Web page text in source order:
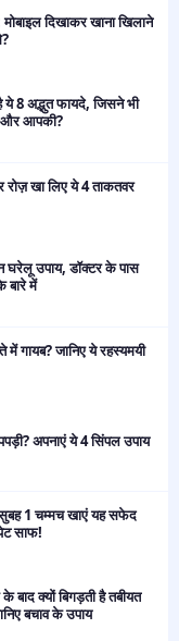
दिखाकर खाना खिलाने
8 अद्भुत फायदे, जिसने भी
और आपकी?
रोज़ खा लिए ये 4 ताकतवर
घरेलू उपाय, डॉक्टर के पास
बारे में
में गायब? जानिए ये रहस्यमयी
अपनाएं ये 4 सिंपल उपाय
1 चम्मच खाएं यह सफेद
साफ!
क्यों बिगड़ती है तबीयत
बचाव के उपाय